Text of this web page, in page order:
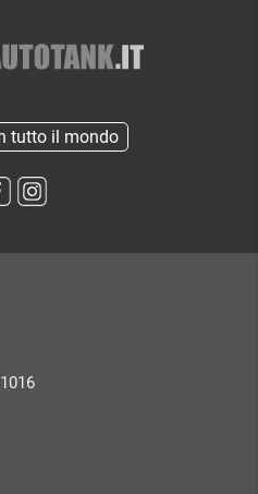
tutto il mondo